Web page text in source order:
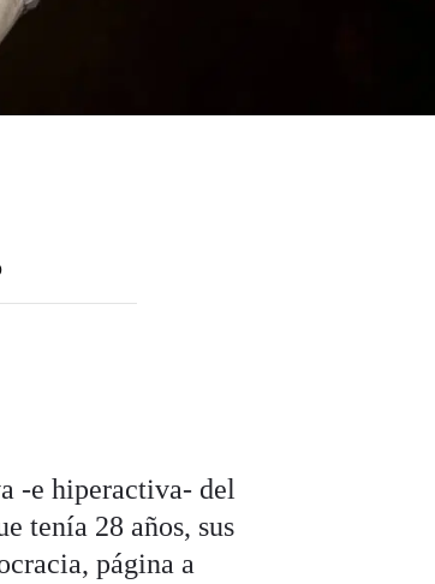
-e hiperactiva- del
tenía 28 años, sus
página a